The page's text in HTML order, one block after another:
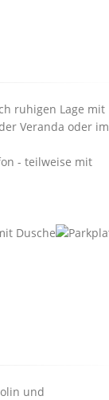
ruhigen Lage mit
Veranda oder im
- teilweise mit
und